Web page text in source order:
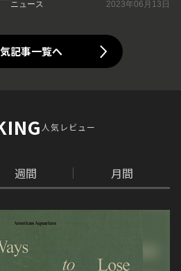
ニュース 2023年06月13日
記事一覧へ
人気レビュー
週間 月間